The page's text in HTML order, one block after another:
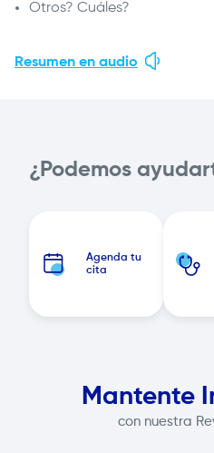
Otros? Cuáles?
Resumen en audio
¿Podemos
Agenda tu
cita
Mantente
con nuestra